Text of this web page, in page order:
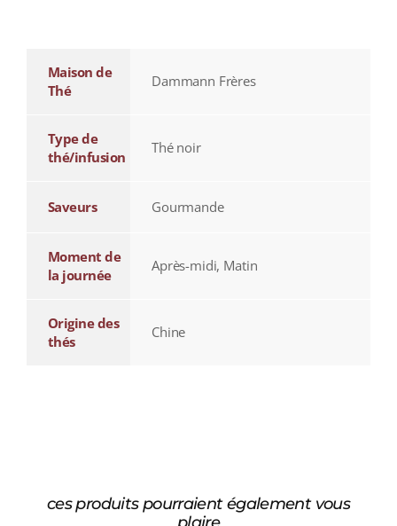
Maison de
Thé
Dammann Frères
Type de
thé/infusion
Thé noir
Saveurs Gourmande
Moment de
la journée
Après-midi, Matin
Origine des
thés
Chine
ces produits pourraient également vous
plaire